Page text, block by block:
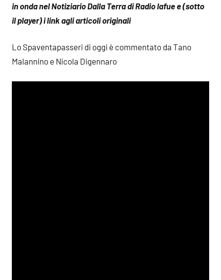
in onda nel Notiziario Dalla Terra di Radio Iafue e (sotto
il player) i link agli articoli originali
Lo Spaventapasseri di oggi è commentato da Tano
Malannino e Nicola Digennaro